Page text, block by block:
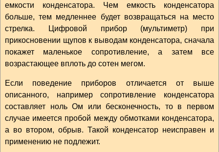
емкости конденсатора. Чем емкость конденсатора
больше, тем медленнее будет возвращаться на место
стрелка. Цифровой прибор (мультиметр) при
прикосновении щупов к выводам конденсатора, сначала
покажет маленькое сопротивление, а затем все
возрастающее вплоть до сотен мегом.
Если поведение приборов отличается от выше
описанного, например сопротивление конденсатора
составляет ноль Ом или бесконечность, то в первом
случае имеется пробой между обмотками конденсатора,
а во втором, обрыв. Такой конденсатор неисправен и
применению не подлежит.